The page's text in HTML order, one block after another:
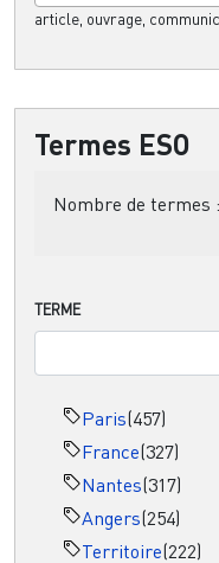
article, ouvrage,
Termes ESO
Nombre de termes :
TERME
Paris(457)
France(327)
Nantes(317)
Angers(254)
Territoire(222)